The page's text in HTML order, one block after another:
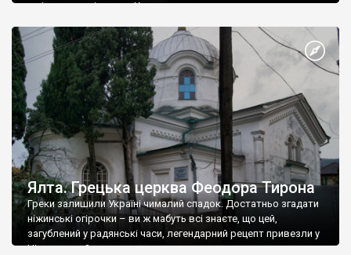
є відданими вірянами Христа
Ялта. Грецька церква Феодора Тирона
Греки залишили Україні чималий спадок. Достатньо згадати
ніжинські огірочки – ви ж мабуть всі знаєте, що цей,
загублений у радянські часи, легендарний рецепт привезли у
Ніжин греки?